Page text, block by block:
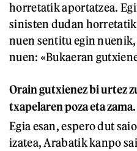
horretatik aportatzea.
sinisten dudan horretatik
nuen sentitu egin nuenik,
nuen: «Bukaeran
Orain gutxienez bi urtez
txapelaren poza eta
Egia esan, espero dut
izatea, Arabatik kanpo